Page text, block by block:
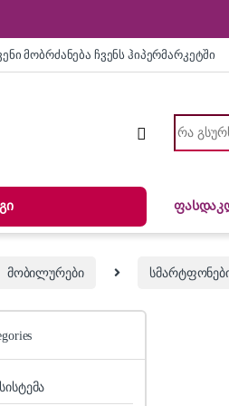
მობრძანება ჩვენს ჰიპერმარკეტში
Search
მობილურები